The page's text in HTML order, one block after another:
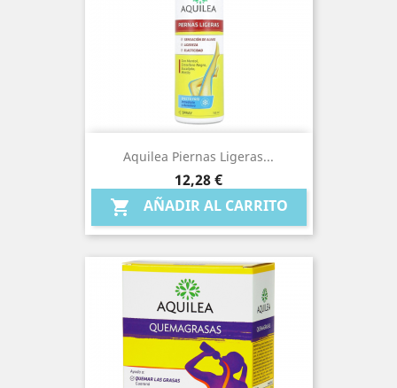
Aquilea Piernas Ligeras...
Precio
12,28 €
 AÑADIR AL CARRITO